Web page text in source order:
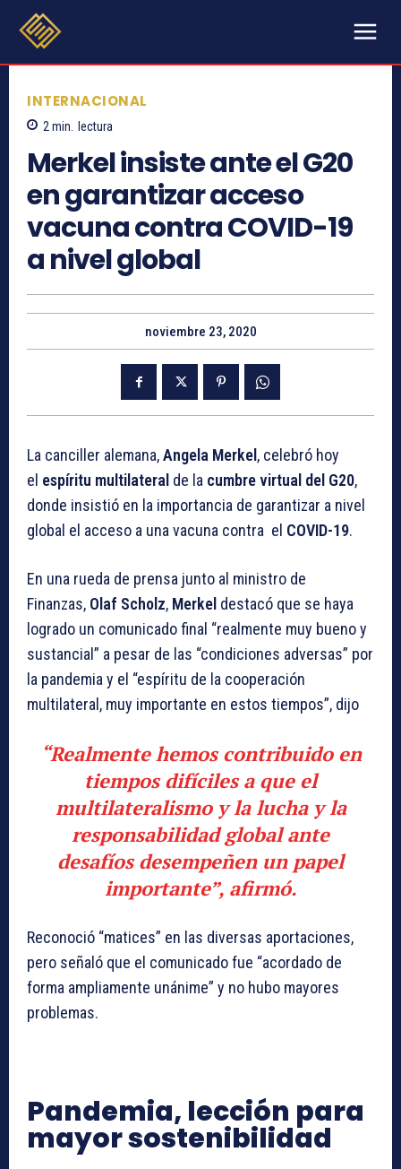
INTERNACIONAL
2 min. lectura
Merkel insiste ante el G20
en garantizar acceso
vacuna contra COVID-19
a nivel global
noviembre 23, 2020
La canciller alemana,Angela Merkel , celebró hoy
el espíritu multilateral de la cumbre virtual del G20,
donde insistió en la importancia de garantizar a nivel
global el acceso a una vacuna contra el COVID-19.
En una rueda de prensa junto al ministro de
Finanzas, Olaf Scholz, Merkel destacó que se haya
logrado un comunicado final “realmente muy bueno y
sustancial” a pesar de las “condiciones adversas” por
la pandemia y el “espíritu de la cooperación
multilateral, muy importante en estos tiempos”, dijo
“Realmente hemos contribuido en
tiempos difíciles a que el
multilateralismo y la lucha y la
responsabilidad global ante
desafíos desempeñen un papel
importante”, afirmó.
Reconoció “matices” en las diversas aportaciones,
pero señaló que el comunicado fue “acordado de
forma ampliamente unánime” y no hubo mayores
problemas.
Pandemia, lección para
mayor sostenibilidad